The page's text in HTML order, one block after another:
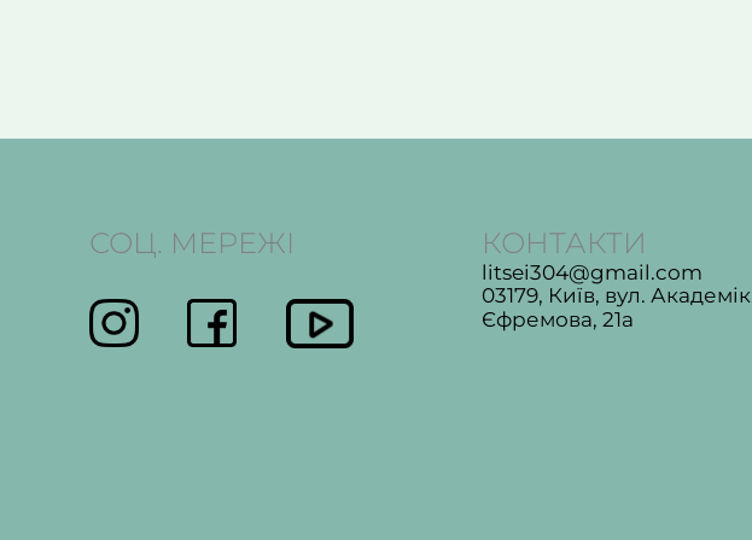
СОЦ. МЕРЕЖІ КОНТАКТИ
litsei304@gmail.com
03179, Київ, вул.
Єфремова, 21а